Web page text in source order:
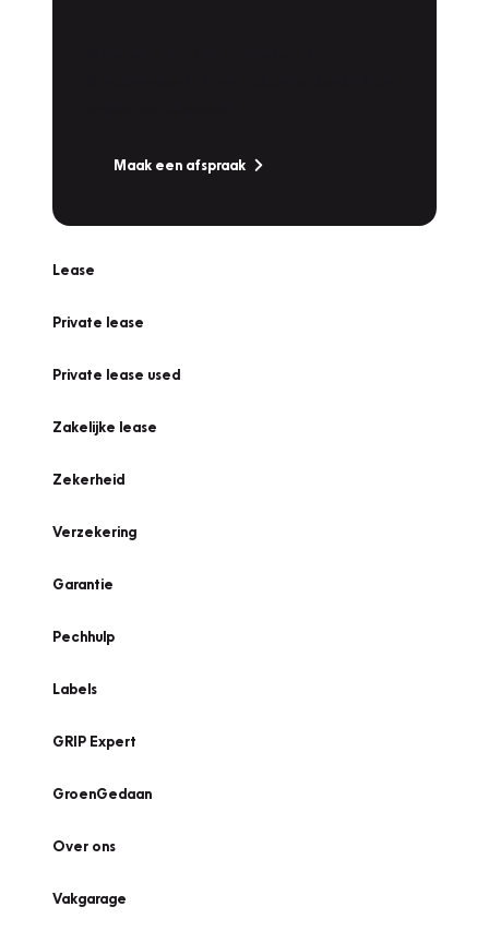
Maak een afspraak
Lease
Private lease
Private lease used
Zakelijke lease
Zekerheid
Verzekering
Garantie
Pechhulp
Labels
GRIP Expert
GroenGedaan
Over ons
Vakgarage